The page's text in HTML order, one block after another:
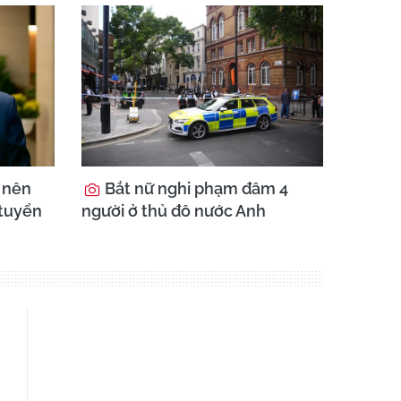
Bắt nữ nghi phạm đâm 4
người ở thủ đô nước Anh